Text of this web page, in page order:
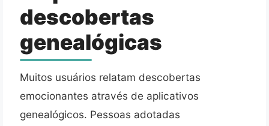
descobertas
genealógicas
Muitos usuários relatam descobertas
emocionantes através de aplicativos
genealógicos. Pessoas adotadas